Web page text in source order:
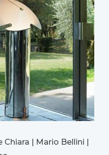
| Mario Bellini |